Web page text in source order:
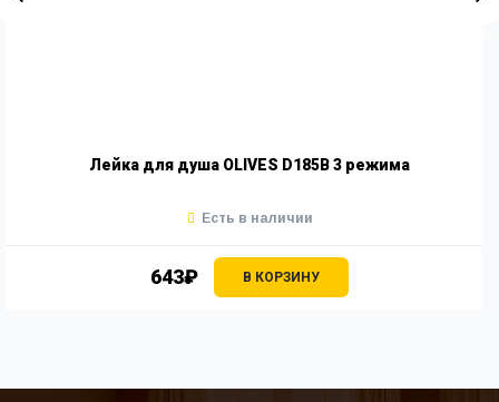
Лейка для душа OLIVES D185B 3 режима
643₽ В КОРЗИНУ
Есть в наличии